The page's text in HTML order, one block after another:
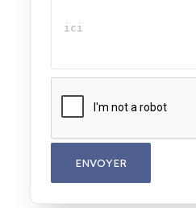
ENVOYER